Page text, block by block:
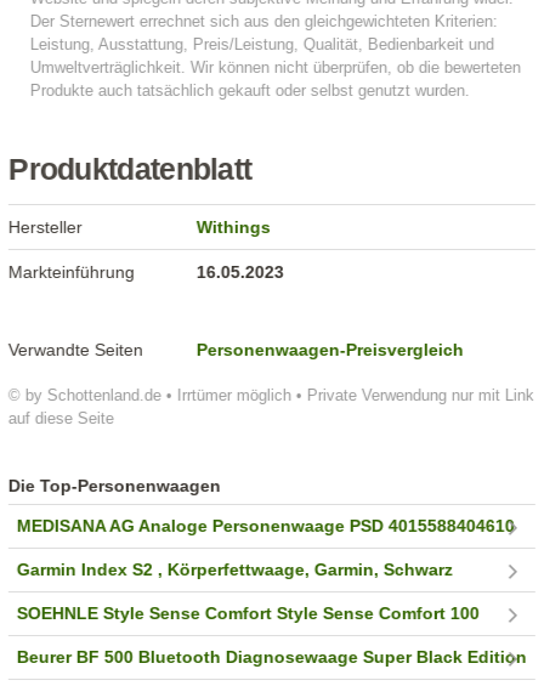
Produktdatenblatt
© by Schottenland.de • Irrtümer möglich • Private Verwendung nur mit Link
auf diese Seite
Hersteller Withings
Markteinführung 16.05.2023
Verwandte Seiten Personenwaagen-Preisvergleich
Die Top-Personenwaagen
MEDISANA AG Analoge Personenwaage PSD 4015588404610
Garmin Index S2 , Körperfettwaage, Garmin, Schwarz
SOEHNLE Style Sense Comfort Style Sense Comfort 100
Beurer BF 500 Bluetooth Diagnosewaage Super Black Edition